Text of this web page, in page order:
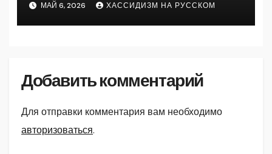
МАЙ 6, 2026 ХАССИДИЗМ НА РУССКОМ
Добавить комментарий
Для отправки комментария вам необходимо
авторизоваться.